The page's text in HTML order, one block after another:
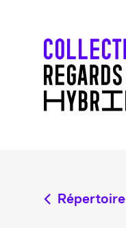
Répertoire